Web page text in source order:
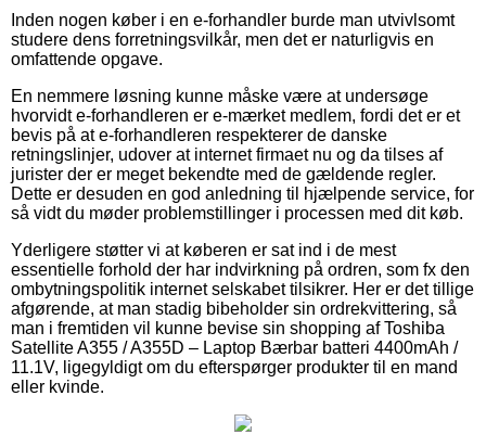
Inden nogen køber i en e-forhandler burde man utvivlsomt
studere dens forretningsvilkår, men det er naturligvis en
omfattende opgave.
En nemmere løsning kunne måske være at undersøge
hvorvidt e-forhandleren er e-mærket medlem, fordi det er et
bevis på at e-forhandleren respekterer de danske
retningslinjer, udover at internet firmaet nu og da tilses af
jurister der er meget bekendte med de gældende regler.
Dette er desuden en god anledning til hjælpende service, for
så vidt du møder problemstillinger i processen med dit køb.
Yderligere støtter vi at køberen er sat ind i de mest
essentielle forhold der har indvirkning på ordren, som fx den
ombytningspolitik internet selskabet tilsikrer. Her er det tillige
afgørende, at man stadig bibeholder sin ordrekvittering, så
man i fremtiden vil kunne bevise sin shopping af Toshiba
Satellite A355 / A355D – Laptop Bærbar batteri 4400mAh /
11.1V, ligegyldigt om du efterspørger produkter til en mand
eller kvinde.